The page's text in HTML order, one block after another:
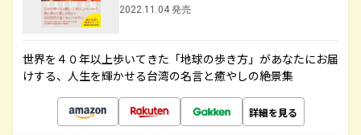
2022.11.04 発売
世界を４０年以上歩いてきた「地球の歩き方」があなたにお届
けする、人生を輝かせる台湾の名言と癒やしの絶景集
詳細を見る